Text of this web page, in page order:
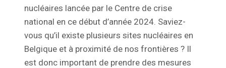
nucléaires lancée par le Centre de crise
national en ce début d’année 2024. Saviez-
vous qu’il existe plusieurs sites nucléaires en
Belgique et à proximité de nos frontières ? Il
est donc important de prendre des mesures